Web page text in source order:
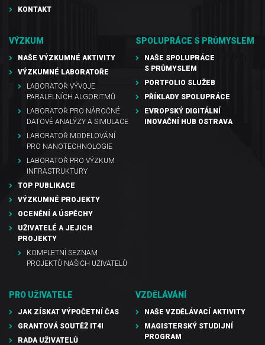
KONTAKT
VÝZKUM
NAŠE VÝZKUMNÉ AKTIVITY
VÝZKUMNÉ LABORATOŘE
LABORATOŘ VÝVOJE
PARALELNÍCH ALGORITMŮ
LABORATOŘ PRO NÁROČNÉ
DATOVÉ ANALÝZY A SIMULACE
LABORATOŘ MODELOVÁNÍ
PRO NANOTECHNOLOGIE
LABORATOŘ PRO VÝZKUM
INFRASTRUKTURY
TOP PUBLIKACE
VÝZKUMNÉ PROJEKTY
OCENĚNÍ A ÚSPĚCHY
UŽIVATELÉ A JEJICH
PROJEKTY
KOMPLETNÍ SEZNAM
PROJEKTŮ NAŠICH UŽIVATELŮ
SPOLUPRÁCE S PRŮMYSLEM
NAŠE SPOLUPRÁCE
S PRŮMYSLEM
PORTFOLIO SLUŽEB
PŘÍKLADY SPOLUPRÁCE
EVROPSKÝ DIGITÁLNÍ
INOVAČNÍ HUB OSTRAVA
PRO UŽIVATELE
JAK ZÍSKAT VÝPOČETNÍ ČAS
GRANTOVÁ SOUTĚŽ IT4I
RADA UŽIVATELŮ
VZDĚLÁVÁNÍ
NAŠE VZDĚLÁVACÍ AKTIVITY
MAGISTERSKÝ STUDIJNÍ
PROGRAM